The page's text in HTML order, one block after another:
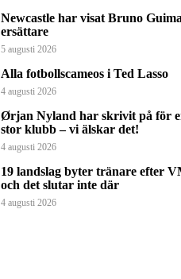
Newcastle har visat Bruno
ersättare
5 augusti 2026
Alla fotbollscameos i Ted Lasso
4 augusti 2026
Ørjan Nyland har skrivit på för
stor klubb – vi älskar det!
4 augusti 2026
19 landslag byter tränare efter
och det slutar inte där
4 augusti 2026